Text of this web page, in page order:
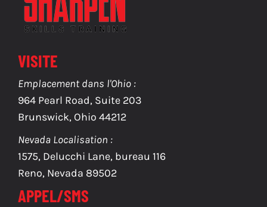
VISITE
Emplacement dans l'Ohio :
964 Pearl Road, Suite 203
Brunswick, Ohio 44212
Nevada Localisation :
1575, Delucchi Lane, bureau 116
Reno, Nevada 89502
APPEL/SMS